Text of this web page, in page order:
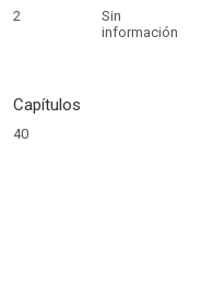
2
Sin
información
Capítulos
40